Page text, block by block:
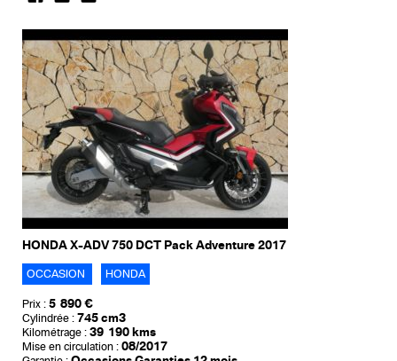
HONDA X-ADV 750 DCT Pack Adventure 2017
OCCASION HONDA
Prix : 5 890 €
Cylindrée : 745 cm3
Kilométrage : 39 190 kms
Mise en circulation : 08/2017